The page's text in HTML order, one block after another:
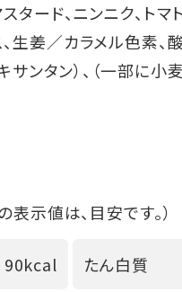
タード、ニンニク、トマ
、生姜／カラメル色素、
サンタン）、（一部に小
表示値は、目安です。）
90kcal たん白質